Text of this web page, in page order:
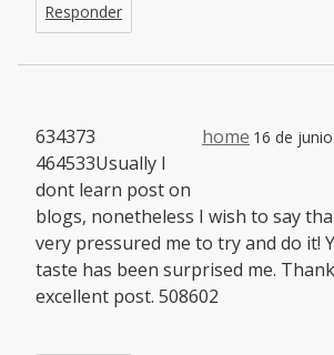
Responder
home 16 de
634373
464533Usually I
dont learn post on
blogs, nonetheless I wish to say
very pressured me to try and do it!
taste has been surprised me.
excellent post. 508602